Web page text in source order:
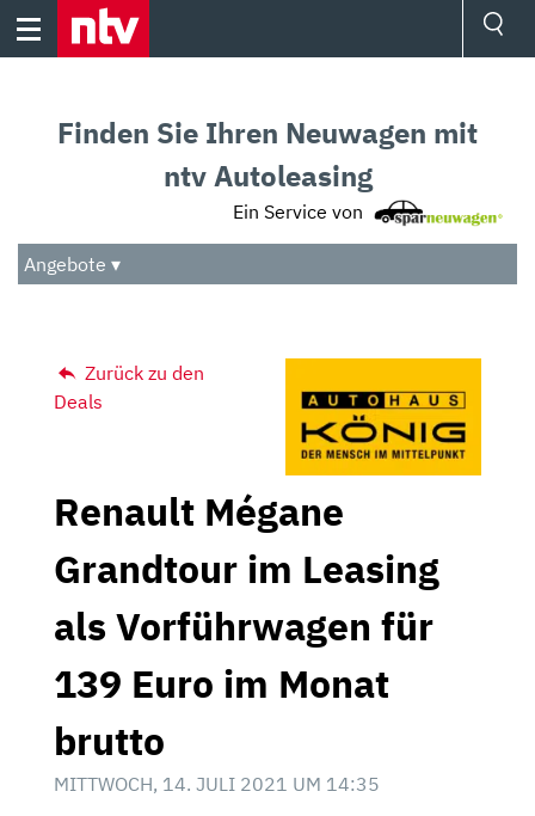
Skip
Audio
Das Beste
Finden Sie Ihren Neuwagen mit
ntv Autoleasing
Ein Service von
Angebote ▾
Zurück zu den
Deals
Renault Mégane
Grandtour im Leasing
als Vorführwagen für
139 Euro im Monat
brutto
MITTWOCH, 14. JULI 2021 UM 14:35